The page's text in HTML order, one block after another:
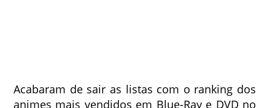
Acabaram de sair as listas com o ranking dos
animes mais vendidos em Blue-Ray e DVD no